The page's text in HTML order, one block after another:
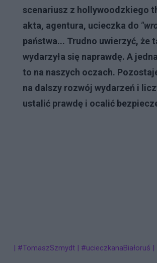
scenariusz z hollywoodzkiego
akta, agentura, ucieczka do
państwa... Trudno uwierzyć, że
wydarzyła się naprawdę. A
to na naszych oczach.
na dalszy rozwój wydarzeń i
ustalić prawdę i ocalić
| #TomaszSzmydt | #ucieczkanaBiałoruś